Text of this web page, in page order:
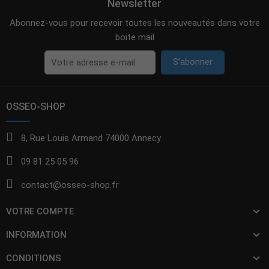
Newsletter
Abonnez-vous pour recevoir toutes les nouveautés dans votre
boite mail
S’abonner
OSSEO-SHOP
8, Rue Louis Armand 74000 Annecy
09 81 25 05 96
contact@osseo-shop.fr
VOTRE COMPTE
INFORMATION
CONDITIONS